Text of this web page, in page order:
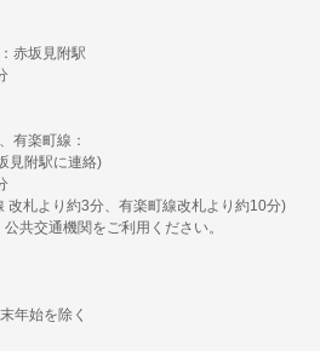
赤坂見附駅
有楽町線：
見附駅に連絡)
改札より約3分、有楽町線改札より約10分)
共交通機関をご利用ください。
年始を除く